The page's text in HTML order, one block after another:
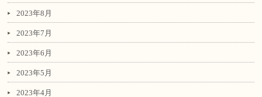
2023年8月
2023年7月
2023年6月
2023年5月
2023年4月